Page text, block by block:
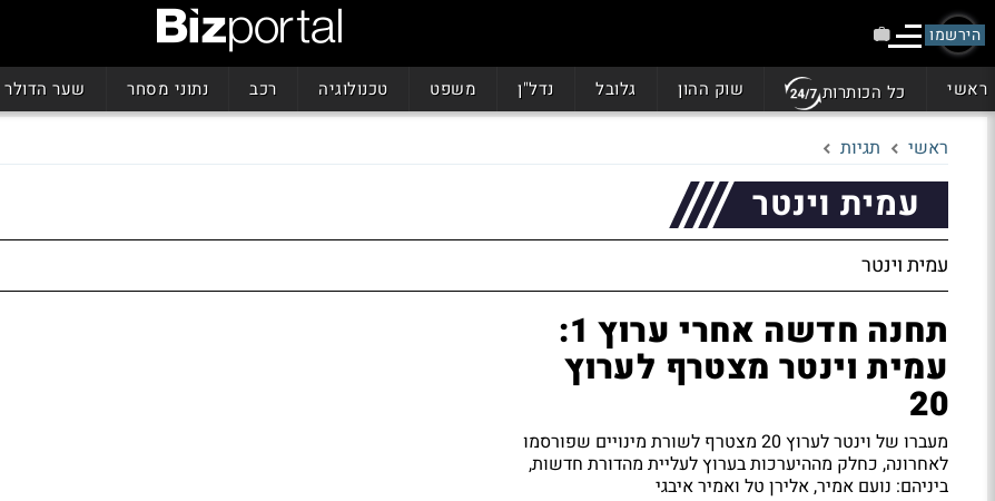
הירשמו
ראשי כל הכותרות שוק ההון גלובל נדל"ן משפט טכנולוגיה רכב נתוני מסחר שער הדולר
ראשי תגיות
עמית וינטר
עמית וינטר
תחנה חדשה אחרי ערוץ 1:
עמית וינטר מצטרף לערוץ
20
מעברו של וינטר לערוץ 20 מצטרף לשורת מינויים שפורסמו
לאחרונה, כחלק מההיערכות בערוץ לעליית מהדורת חדשות,
ביניהם: נועם אמיר, אלירן טל ואמיר איבגי